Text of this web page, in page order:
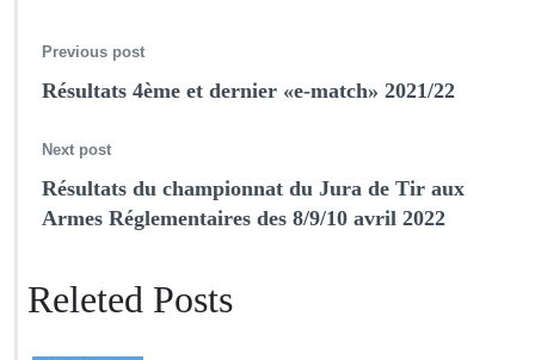
Previous post
Résultats 4ème et dernier «e-match» 2021/22
Next post
Résultats du championnat du Jura de Tir aux
Armes Réglementaires des 8/9/10 avril 2022
Releted Posts